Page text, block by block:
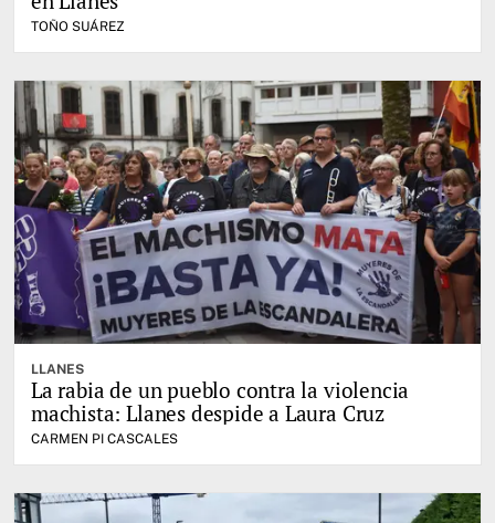
TOÑO SUÁREZ
LLANES
La rabia de un pueblo contra la violencia
machista: Llanes despide a Laura Cruz
CARMEN PI CASCALES